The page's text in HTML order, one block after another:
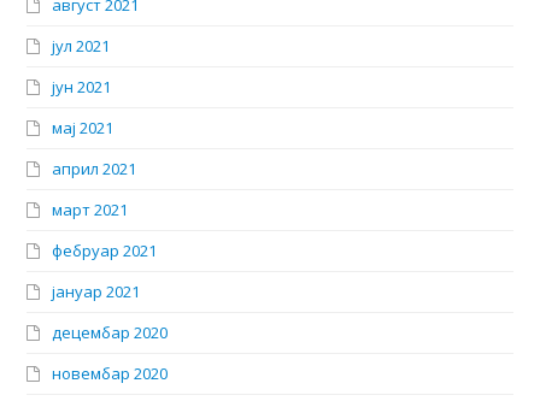
август 2021
јул 2021
јун 2021
мај 2021
април 2021
март 2021
фебруар 2021
јануар 2021
децембар 2020
новембар 2020